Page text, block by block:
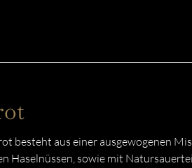
besteht aus einer ausgewogenen
Haselnüssen, sowie mit